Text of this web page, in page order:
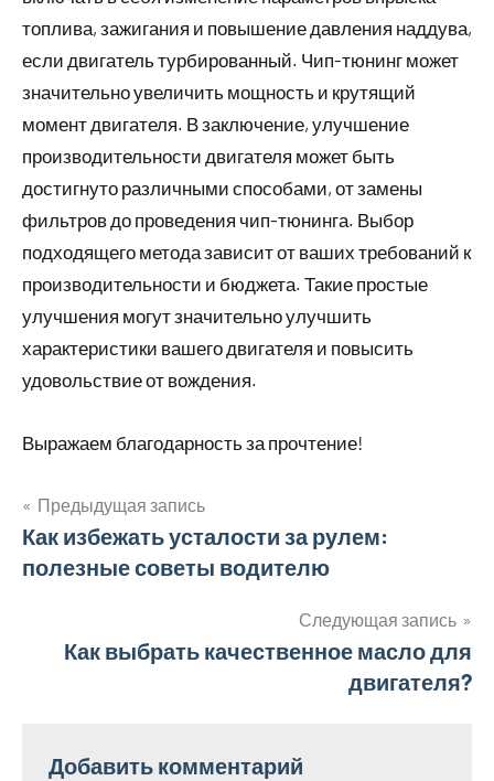
топлива, зажигания и повышение давления наддува,
если двигатель турбированный. Чип-тюнинг может
значительно увеличить мощность и крутящий
момент двигателя. В заключение, улучшение
производительности двигателя может быть
достигнуто различными способами, от замены
фильтров до проведения чип-тюнинга. Выбор
подходящего метода зависит от ваших требований к
производительности и бюджета. Такие простые
улучшения могут значительно улучшить
характеристики вашего двигателя и повысить
удовольствие от вождения.
Выражаем благодарность за прочтение!
Навигация
по
Предыдущая запись
Как избежать усталости за рулем:
полезные советы водителю
Следующая запись
Как выбрать качественное масло для
двигателя?
Добавить комментарий